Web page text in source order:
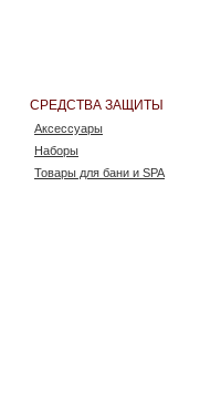
СРЕДСТВА ЗАЩИТЫ
Аксессуары
Наборы
Товары для бани и SPA